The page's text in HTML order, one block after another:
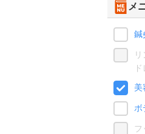
メ
鍼
美
ボ
フ